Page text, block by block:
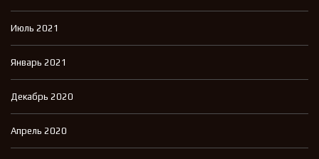
Июль 2021
Январь 2021
Декабрь 2020
Апрель 2020